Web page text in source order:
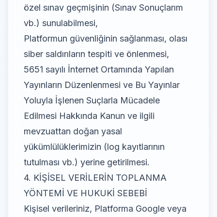
özel sınav geçmişinin (Sınav Sonuçlarım
vb.) sunulabilmesi,
Platformun güvenliğinin sağlanması, olası
siber saldırıların tespiti ve önlenmesi,
5651 sayılı İnternet Ortamında Yapılan
Yayınların Düzenlenmesi ve Bu Yayınlar
Yoluyla İşlenen Suçlarla Mücadele
Edilmesi Hakkında Kanun ve ilgili
mevzuattan doğan yasal
yükümlülüklerimizin (log kayıtlarının
tutulması vb.) yerine getirilmesi.
4. KİŞİSEL VERİLERİN TOPLANMA
YÖNTEMİ VE HUKUKİ SEBEBİ
Kişisel verileriniz, Platforma Google veya